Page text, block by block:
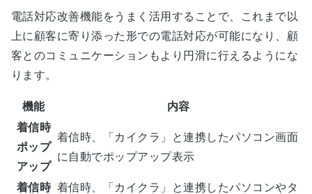
電話対応改善機能をうまく活用することで、これまで以
上に顧客に寄り添った形での電話対応が可能になり、顧
客とのコミュニケーションもより円滑に行えるようにな
ります。
機能
内容
着信時
ポップ
アップ
着信時、「カイクラ」と連携したパソコン画面
に自動でポップアップ表示
着信時 着信時、「カイクラ」と連携したパソコンやタ